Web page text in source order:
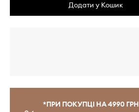
Додати у Кошик
*ПРИ ПОКУПЦІ НА 4990 ГРН